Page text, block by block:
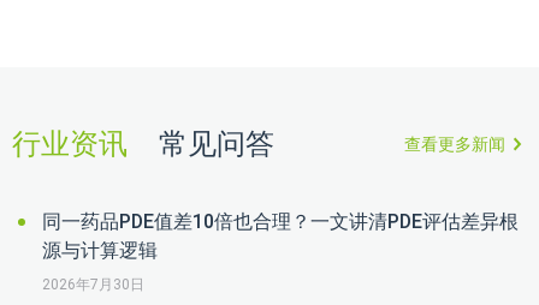
行业资讯 常见问答 查看更多新闻
同一药品PDE值差10倍也合理？一文讲清PDE评估差异根
源与计算逻辑
2026年7月30日